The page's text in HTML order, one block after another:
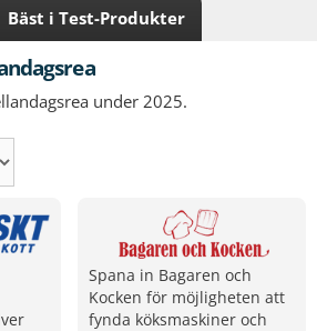
Bäst i Test-Produkter
under 2025.
Spana in Bagaren och
Kocken för möjligheten att
fynda köksmaskiner och